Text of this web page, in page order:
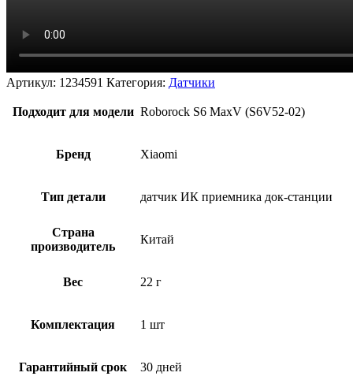
Артикул: 1234591 Категория: Датчики
Подходит для модели Roborock S6 MaxV (S6V52-02)
Бренд Xiaomi
Тип детали датчик ИК приемника док-станции
Страна
производитель
Китай
Вес 22 г
Комплектация 1 шт
Гарантийный срок 30 дней